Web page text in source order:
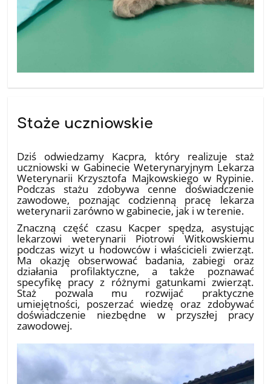
Staże uczniowskie
Dziś odwiedzamy Kacpra, który realizuje staż
uczniowski w Gabinecie Weterynaryjnym Lekarza
Weterynarii Krzysztofa Majkowskiego w Rypinie.
Podczas stażu zdobywa cenne doświadczenie
zawodowe, poznając codzienną pracę lekarza
weterynarii zarówno w gabinecie, jak i w terenie.
Znaczną część czasu Kacper spędza, asystując
lekarzowi weterynarii Piotrowi Witkowskiemu
podczas wizyt u hodowców i właścicieli zwierząt.
Ma okazję obserwować badania, zabiegi oraz
działania profilaktyczne, a także poznawać
specyfikę pracy z różnymi gatunkami zwierząt.
Staż pozwala mu rozwijać praktyczne
umiejętności, poszerzać wiedzę oraz zdobywać
doświadczenie niezbędne w przyszłej pracy
zawodowej.